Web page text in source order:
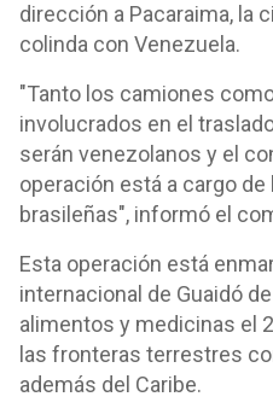
dirección a Pacaraima, la
colinda con Venezuela.
"Tanto los camiones
involucrados en el
serán venezolanos y el
operación está a cargo
brasileñas", informó el
Esta operación está
internacional de Guaidó
alimentos y medicinas el
las fronteras terrestres
además del Caribe.